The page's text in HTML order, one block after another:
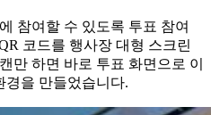
참여할 수 있도록 투표 참여
코드를 행사장 대형 스크린
만 하면 바로 투표 화면으로 이
경을 만들었습니다.